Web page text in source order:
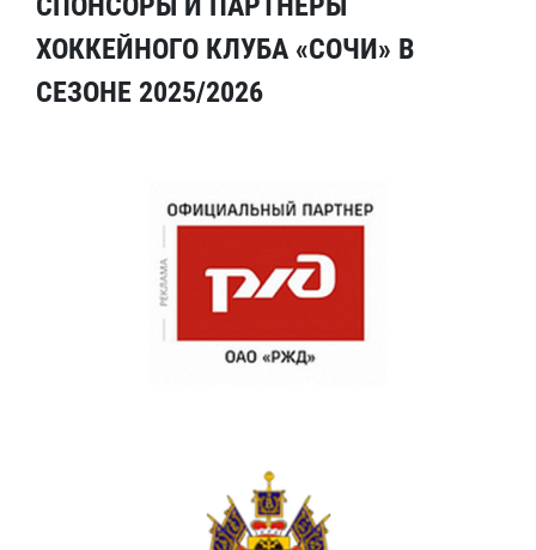
ХОККЕЙНОГО КЛУБА «СОЧИ» В
СЕЗОНЕ 2025/2026